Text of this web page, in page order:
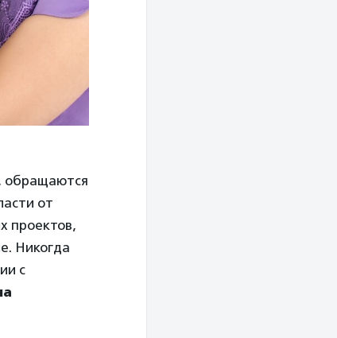
обращаются
от
проектов,
Никогда
с